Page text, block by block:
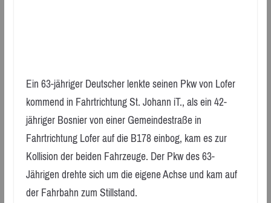
Ein 63-jähriger Deutscher lenkte seinen Pkw von Lofer
kommend in Fahrtrichtung St. Johann iT., als ein 42-
jähriger Bosnier von einer Gemeindestraße in
Fahrtrichtung Lofer auf die B178 einbog, kam es zur
Kollision der beiden Fahrzeuge. Der Pkw des 63-
Jährigen drehte sich um die eigene Achse und kam auf
der Fahrbahn zum Stillstand.